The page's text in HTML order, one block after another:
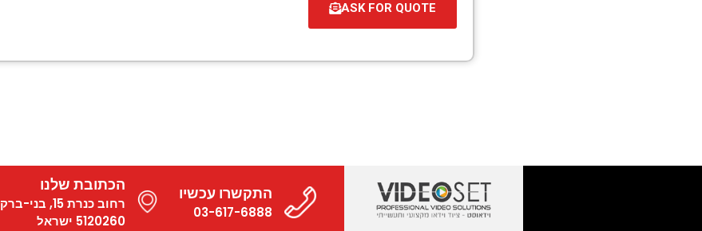
ASK FOR QUOTE
התקשרו עכשיו
03-617-6888
הכתובת שלנו
רחוב כנרת 15, בני-ברק
5120260 ישראל